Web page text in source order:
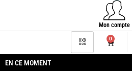
Mon compte
0
EN CE MOMENT